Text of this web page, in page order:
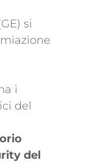
si
i
del
del